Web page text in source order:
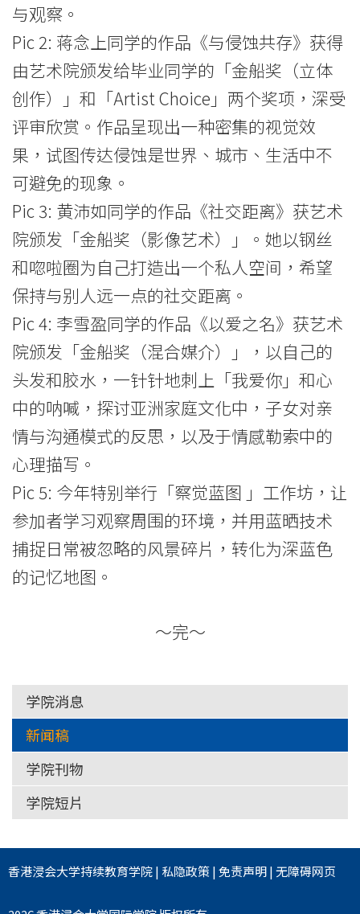
与观察。
Pic 2: 蒋念上同学的作品《与侵蚀共存》获得
由艺术院颁发给毕业同学的「金船奖（立体
创作）」和「Artist Choice」两个奖项，深受
评审欣赏。作品呈现出一种密集的视觉效
果，试图传达侵蚀是世界、城市、生活中不
可避免的现象。
Pic 3: 黄沛如同学的作品《社交距离》获艺术
院颁发「金船奖（影像艺术）」。她以钢丝
和唿啦圈为自己打造出一个私人空间，希望
保持与别人远一点的社交距离。
Pic 4: 李雪盈同学的作品《以爱之名》获艺术
院颁发「金船奖（混合媒介）」，以自己的
头发和胶水，一针针地刺上「我爱你」和心
中的呐喊，探讨亚洲家庭文化中，子女对亲
情与沟通模式的反思，以及于情感勒索中的
心理描写。
Pic 5: 今年特别举行「察觉蓝图 」工作坊，让
参加者学习观察周围的环境，并用蓝晒技术
捕捉日常被忽略的风景碎片，转化为深蓝色
的记忆地图。
～完～
学院消息
新闻稿
学院刊物
学院短片
香港浸会大学持续教育学院| 私隐政策|免责声明|无障碍网页